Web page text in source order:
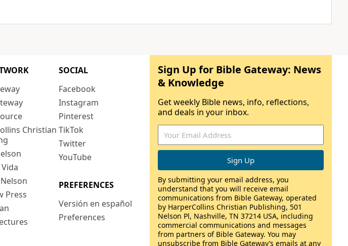
Christian
Press
SOCIAL
Facebook
Instagram
Pinterest
TikTok
Twitter
YouTube
PREFERENCES
Versión en español
Preferences
Sign Up for Bible Gateway: News
& Knowledge
Get weekly Bible news, info, reflections,
and deals in your inbox.
By submitting your email address, you
understand that you will receive email
communications from Bible Gateway, operated
by HarperCollins Christian Publishing, 501
Nelson Pl, Nashville, TN 37214 USA, including
commercial communications and messages
from partners of Bible Gateway. You may
unsubscribe from Bible Gateway’s emails at any